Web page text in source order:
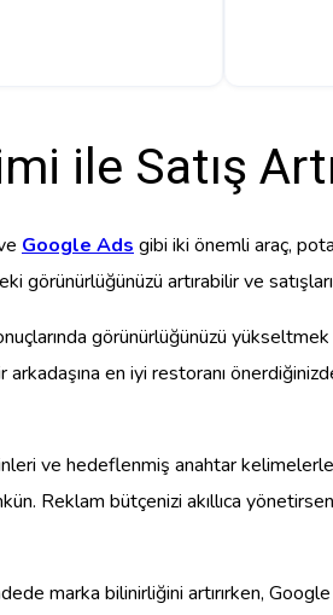
ile Satış
Google Ads gibi iki önemli araç,
artırabilir ve
görünürlüğünüzü
en iyi restoranı
ve hedeflenmiş anahtar
Reklam bütçenizi akıllıca
marka bilinirliğini artırırken, Google